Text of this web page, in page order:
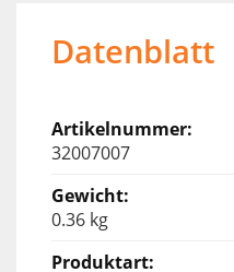
Datenblatt
32007007
0.36 kg